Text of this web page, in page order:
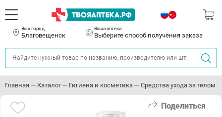
Ваш город:
Благовещенск
Ваша аптека:
Выберите способ получения заказа
Главная Каталог Гигиена и косметика Средства ухода за телом
Поделиться